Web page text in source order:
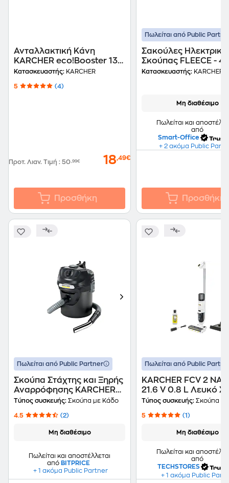
Ανταλλακτική Κάνη
KARCHER eco!Booster 130
Μαύρο
Κατασκευαστής: KARCHER
5 (4)
Προτ. Λιαν. Τιμή : 50,99€ 18,49€
Προσθήκη
Πωλείται από Public
Σακούλες
Σκούπας FLEECE - 4
Τεμάχια
Κατασκευαστής: KARCHER
Μη διαθέσιμο
Πωλείται και
από
Smart-Office
+ 2 ακόμα Public
Προσθήκη
Πωλείται από Public Partner
Σκούπα Στάχτης και Ξηρής
Αναρρόφησης KARCHER
AD2 600 W 14 lt Μαύρο
Τύπος συσκευής: Σκούπα με Κάδο
4.5 (2)
Μη διαθέσιμο
Πωλείται και αποστέλλεται
από BITPRICE
+ 1 ακόμα Public Partner
Πωλείται από Public
KARCHER FCV 2
21.6 V 0.8 L Λευκό
Stick
Τύπος συσκευής: Σκούπα
5 (1)
Μη διαθέσιμο
Πωλείται και
από
TECHSTORES
+ 1 ακόμα Public